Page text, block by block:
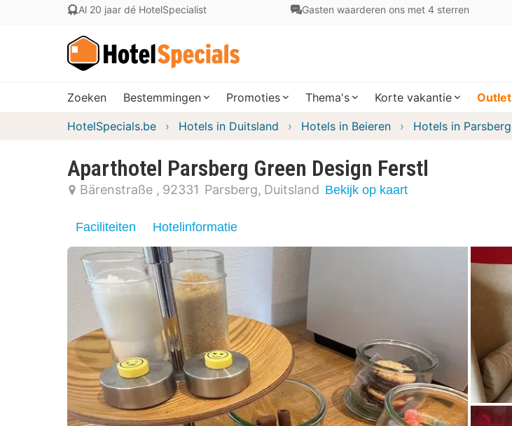
Al 20 jaar dé HotelSpecialist Gasten waarderen ons met 4 sterren
Zoeken Bestemmingen Promoties Thema's Korte vakantie Outlet
HotelSpecials.be Hotels in Duitsland Hotels in Beieren Hotels in Parsberg
Aparthotel Parsberg Green Design Ferstl
Bärenstraße 92331 Parsberg Duitsland Bekijk op kaart
Faciliteiten Hotelinformatie